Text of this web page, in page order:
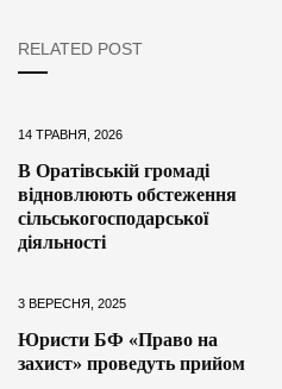
RELATED POST
14 ТРАВНЯ, 2026
В Оратівській громаді
відновлюють обстеження
сільськогосподарської
діяльності
3 ВЕРЕСНЯ, 2025
Юристи БФ «Право на
захист» проведуть прийом